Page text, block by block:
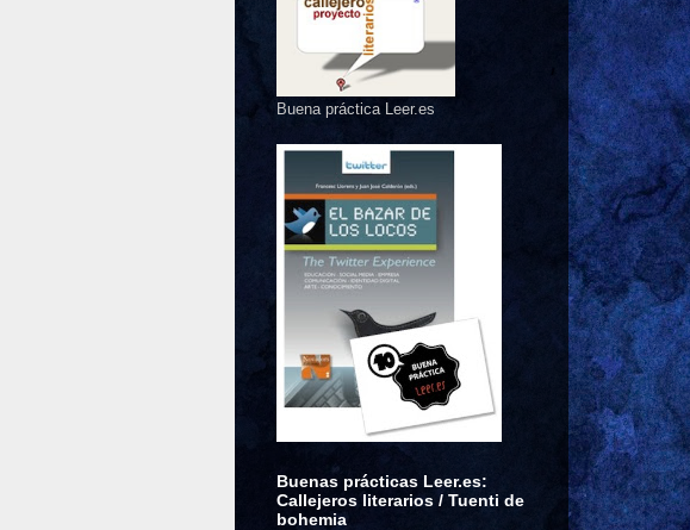
Buena práctica Leer.es
Buenas prácticas Leer.es:
Callejeros literarios / Tuenti de
bohemia